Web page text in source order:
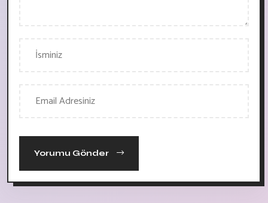
Yorumu Gönder